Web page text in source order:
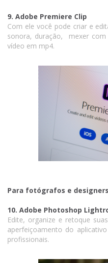
9. Adobe Premiere Clip
Com ele você pode criar e
sonora, duração, mexer
vídeo em mp4.
Para fotógrafos e
10. Adobe Photoshop
Edite, organize e retoque
aperfeiçoamento do
profissionais.